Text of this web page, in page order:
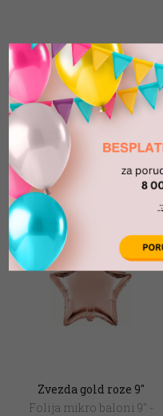
Zelena zvezda 9″
Folija mikro baloni 9" -
4"
48.00din.
Zvezda gold roze 9″
Folija mikro baloni 9" -